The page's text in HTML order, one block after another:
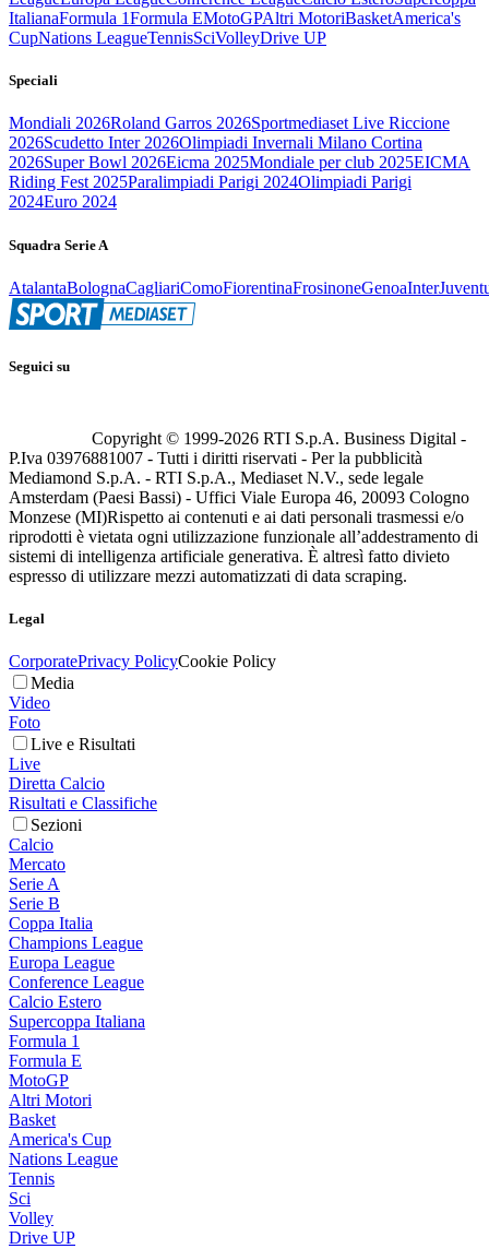
ItalianaFormula 1Formula EMotoGPAltri MotoriBasketAmerica's
CupNations LeagueTennisSciVolleyDrive UP
Speciali
Mondiali 2026Roland Garros 2026Sportmediaset Live Riccione
2026Scudetto Inter 2026Olimpiadi Invernali Milano Cortina
2026Super Bowl 2026Eicma 2025Mondiale per club 2025EICMA
Riding Fest 2025Paralimpiadi Parigi 2024Olimpiadi Parigi
2024Euro 2024
Squadra Serie A
AtalantaBolognaCagliariComoFiorentinaFrosinoneGenoaInter
Seguici su
Copyright © 1999-2026 RTI S.p.A. Business Digital -
P.Iva 03976881007 - Tutti i diritti riservati - Per la pubblicità
Mediamond S.p.A. - RTI S.p.A., Mediaset N.V., sede legale
Amsterdam (Paesi Bassi) - Uffici Viale Europa 46, 20093 Cologno
Monzese (MI)Rispetto ai contenuti e ai dati personali trasmessi e/o
riprodotti è vietata ogni utilizzazione funzionale all’addestramento di
sistemi di intelligenza artificiale generativa. È altresì fatto divieto
espresso di utilizzare mezzi automatizzati di data scraping.
Legal
CorporatePrivacy PolicyCookie Policy
Media
Video
Foto
Live e Risultati
Live
Diretta Calcio
Risultati e Classifiche
Sezioni
Calcio
Mercato
Serie A
Serie B
Coppa Italia
Champions League
Europa League
Conference League
Calcio Estero
Supercoppa Italiana
Formula 1
Formula E
MotoGP
Altri Motori
Basket
America's Cup
Nations League
Tennis
Sci
Volley
Drive UP